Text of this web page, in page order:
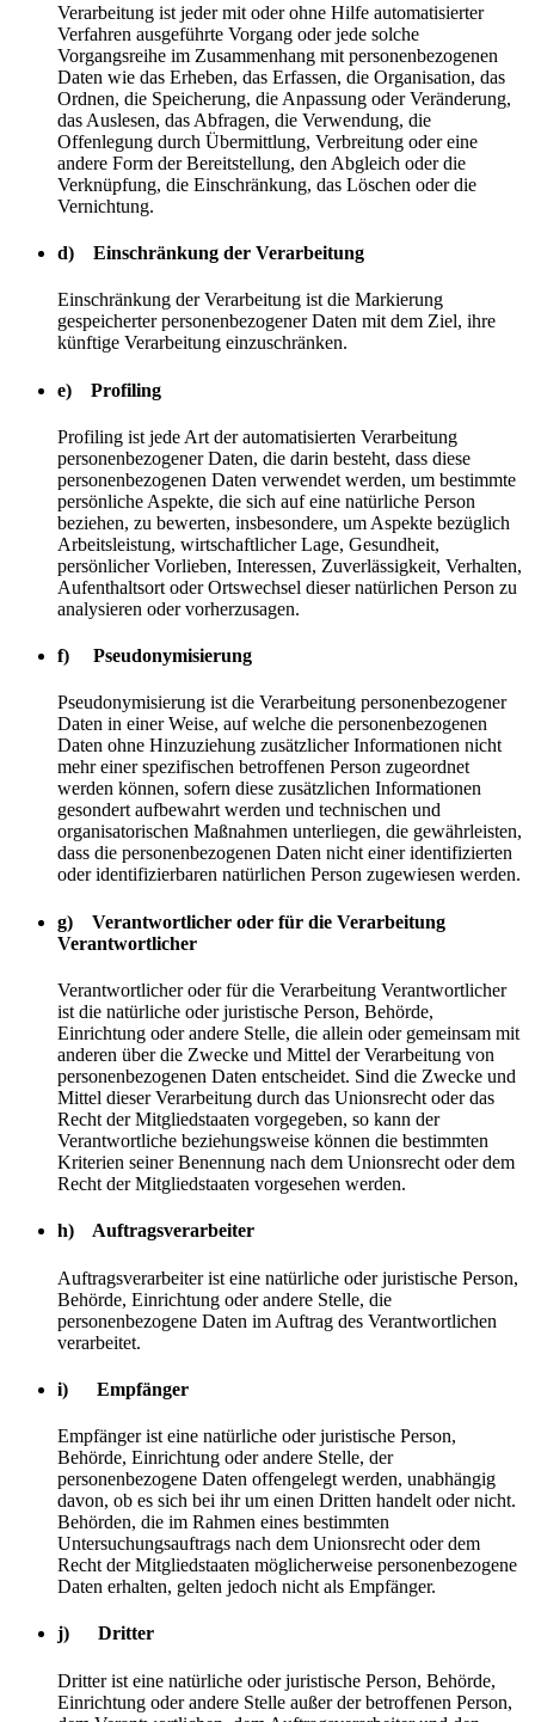
Verarbeitung ist jeder mit oder ohne Hilfe automatisierter
Verfahren ausgeführte Vorgang oder jede solche
Vorgangsreihe im Zusammenhang mit personenbezogenen
Daten wie das Erheben, das Erfassen, die Organisation, das
Ordnen, die Speicherung, die Anpassung oder Veränderung,
das Auslesen, das Abfragen, die Verwendung, die
Offenlegung durch Übermittlung, Verbreitung oder eine
andere Form der Bereitstellung, den Abgleich oder die
Verknüpfung, die Einschränkung, das Löschen oder die
Vernichtung.
d) Einschränkung der Verarbeitung
Einschränkung der Verarbeitung ist die Markierung
gespeicherter personenbezogener Daten mit dem Ziel, ihre
künftige Verarbeitung einzuschränken.
e) Profiling
Profiling ist jede Art der automatisierten Verarbeitung
personenbezogener Daten, die darin besteht, dass diese
personenbezogenen Daten verwendet werden, um bestimmte
persönliche Aspekte, die sich auf eine natürliche Person
beziehen, zu bewerten, insbesondere, um Aspekte bezüglich
Arbeitsleistung, wirtschaftlicher Lage, Gesundheit,
persönlicher Vorlieben, Interessen, Zuverlässigkeit, Verhalten,
Aufenthaltsort oder Ortswechsel dieser natürlichen Person zu
analysieren oder vorherzusagen.
f) Pseudonymisierung
Pseudonymisierung ist die Verarbeitung personenbezogener
Daten in einer Weise, auf welche die personenbezogenen
Daten ohne Hinzuziehung zusätzlicher Informationen nicht
mehr einer spezifischen betroffenen Person zugeordnet
werden können, sofern diese zusätzlichen Informationen
gesondert aufbewahrt werden und technischen und
organisatorischen Maßnahmen unterliegen, die gewährleisten,
dass die personenbezogenen Daten nicht einer identifizierten
oder identifizierbaren natürlichen Person zugewiesen werden.
g) Verantwortlicher oder für die Verarbeitung
Verantwortlicher
Verantwortlicher oder für die Verarbeitung Verantwortlicher
ist die natürliche oder juristische Person, Behörde,
Einrichtung oder andere Stelle, die allein oder gemeinsam mit
anderen über die Zwecke und Mittel der Verarbeitung von
personenbezogenen Daten entscheidet. Sind die Zwecke und
Mittel dieser Verarbeitung durch das Unionsrecht oder das
Recht der Mitgliedstaaten vorgegeben, so kann der
Verantwortliche beziehungsweise können die bestimmten
Kriterien seiner Benennung nach dem Unionsrecht oder dem
Recht der Mitgliedstaaten vorgesehen werden.
h) Auftragsverarbeiter
Auftragsverarbeiter ist eine natürliche oder juristische Person,
Behörde, Einrichtung oder andere Stelle, die
personenbezogene Daten im Auftrag des Verantwortlichen
verarbeitet.
i) Empfänger
Empfänger ist eine natürliche oder juristische Person,
Behörde, Einrichtung oder andere Stelle, der
personenbezogene Daten offengelegt werden, unabhängig
davon, ob es sich bei ihr um einen Dritten handelt oder nicht.
Behörden, die im Rahmen eines bestimmten
Untersuchungsauftrags nach dem Unionsrecht oder dem
Recht der Mitgliedstaaten möglicherweise personenbezogene
Daten erhalten, gelten jedoch nicht als Empfänger.
j) Dritter
Dritter ist eine natürliche oder juristische Person, Behörde,
Einrichtung oder andere Stelle außer der betroffenen Person,